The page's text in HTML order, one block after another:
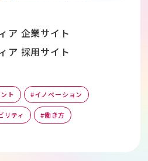
ア 企業サイト
ア 採用サイト
ト #イノベーション
リティ #働き方